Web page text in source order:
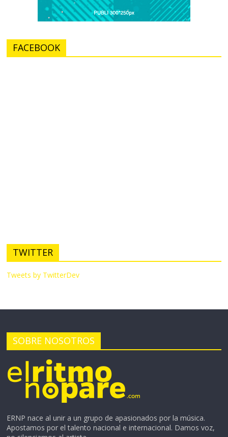
FACEBOOK
TWITTER
Tweets by TwitterDev
SOBRE NOSOTROS
ERNP nace al unir a un grupo de apasionados por la música.
Apostamos por el talento nacional e internacional. Damos voz,